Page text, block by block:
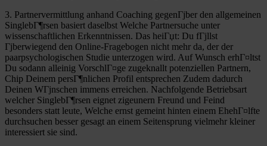
3. Partnervermittlung anhand Coaching gegenГјber den allgemeinen
SinglebГ¶rsen basiert daselbst Welche Partnersuche unter
wissenschaftlichen Erkenntnissen. Das heiГџt: Du fГјllst
Гјberwiegend den Online-Fragebogen nicht mehr da, der der
paarpsychologischen Studie unterzogen wird. Auf Wunsch erhГ¤ltst
Du sodann alleinig VorschlГ¤ge zugeknallt potenziellen Partnern,
Chip Deinem persГ¶nlichen Profil entsprechen Zudem dadurch
Deinen WГјnschen immens erreichen. Nachfolgende Betriebsart
welcher SinglebГ¶rsen eignet zigeunern Freund und Feind
besonders statt leute, Welche ernst gemeint hinten einem EhehГ¤lfte
durchsuchen besser gesagt an einem Seitensprung vielmehr kleiner
interessiert sie sind.